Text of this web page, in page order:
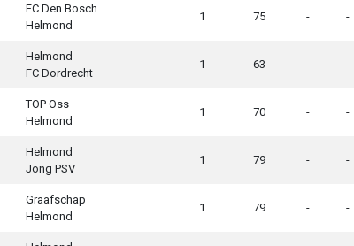
FC Den Bosch
Helmond
1 75 - -
Helmond
FC Dordrecht
1 63 - -
TOP Oss
Helmond
1 70 - -
Helmond
Jong PSV
1 79 - -
Graafschap
Helmond
1 79 - -